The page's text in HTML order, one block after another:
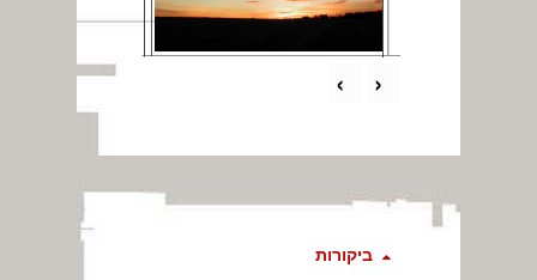
‹
›
ביקורות